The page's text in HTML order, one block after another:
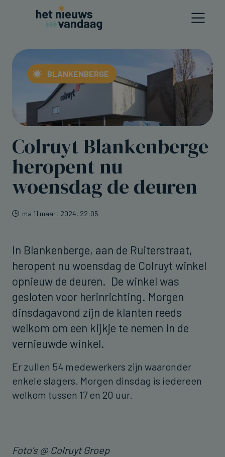
BLANKENBERGE
Colruyt Blankenberge
heropent nu
woensdag de deuren
ma 11 maart 2024, 22:05
In Blankenberge, aan de Ruiterstraat,
heropent nu woensdag de Colruyt winkel
opnieuw de deuren. De winkel was
gesloten voor herinrichting. Morgen
dinsdagavond zijn de klanten reeds
welkom om een kijkje te nemen in de
vernieuwde winkel.
Er zullen 54 medewerkers zijn waaronder
enkele slagers. Morgen dinsdag is iedereen
welkom tussen 17 en 20 uur.
Foto's @ Colruyt Groep